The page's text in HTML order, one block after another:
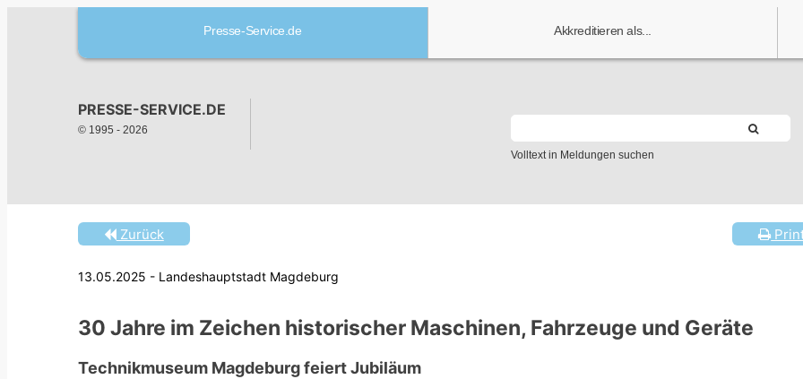
Presse-Service.de Akkreditieren als...
PRESSE-SERVICE.DE
© 1995 - 2026
Volltext in Meldungen suchen
Zurück
13.05.2025 - Landeshauptstadt Magdeburg
30 Jahre im Zeichen historischer Maschinen, Fahrzeuge und Geräte
Technikmuseum Magdeburg feiert Jubiläum